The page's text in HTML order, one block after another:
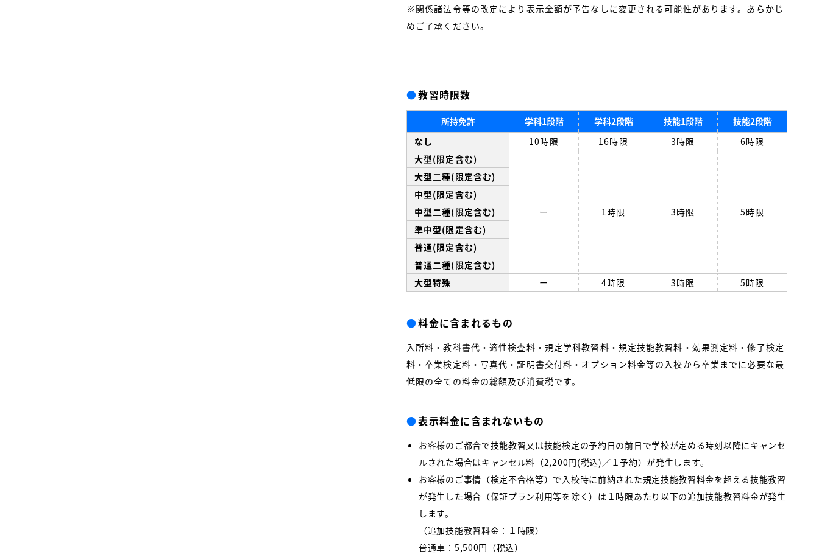
※関係諸法令等の改定により表示金額が予告なしに変更される可能性があります。あらかじ
めご了承ください。
●教習時限数
所持免許 学科1段階 学科2段階 技能1段階
技能2段階
なし
10時限 16時限 3時限
6時限
大型(限定含む)
ー 1時限 3時限 5時限
大型二種(限定含む)
中型(限定含む)
中型二種(限定含む)
準中型(限定含む)
普通(限定含む)
普通二種(限定含む)
大型特殊
ー 4時限 3時限 5時限
●料金に含まれるもの
入所料・教科書代・適性検査料・規定学科教習料・規定技能教習料・効果測定料・修了検定
料・卒業検定料・写真代・証明書交付料・オプション料金等の入校から卒業までに必要な最
低限の全ての料金の総額及び消費税です。
●表示料金に含まれないもの
お客様のご都合で技能教習又は技能検定の予約日の前日で学校が定める時刻以降にキャンセ
ルされた場合はキャンセル料（2,200円(税込)／１予約）が発生します。
お客様のご事情（検定不合格等）で入校時に前納された規定技能教習料金を超える技能教習
が発生した場合（保証プラン利用等を除く）は１時限あたり以下の追加技能教習料金が発生
します。
（追加技能教習料金：１時限）
普通車：5,500円（税込）